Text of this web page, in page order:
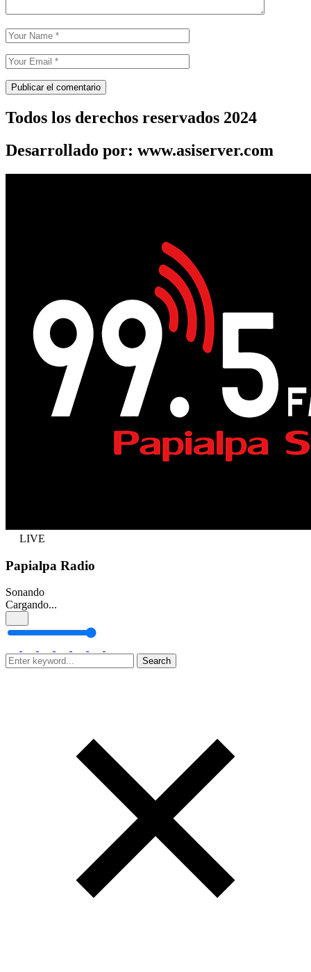
Todos los derechos reservados 2024
Desarrollado por: www.asiserver.com
LIVE
Papialpa Radio
Sonando
Cargando...
Search